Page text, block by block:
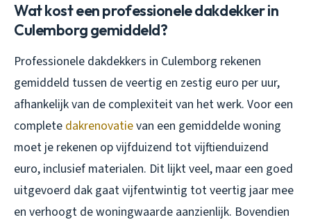
Wat kost een professionele dakdekker in
Culemborg gemiddeld?
Professionele dakdekkers in Culemborg rekenen
gemiddeld tussen de veertig en zestig euro per uur,
afhankelijk van de complexiteit van het werk. Voor een
complete dakrenovatievan een gemiddelde woning
moet je rekenen op vijfduizend tot vijftienduizend
euro, inclusief materialen. Dit lijkt veel, maar een goed
uitgevoerd dak gaat vijfentwintig tot veertig jaar mee
en verhoogt de woningwaarde aanzienlijk. Bovendien